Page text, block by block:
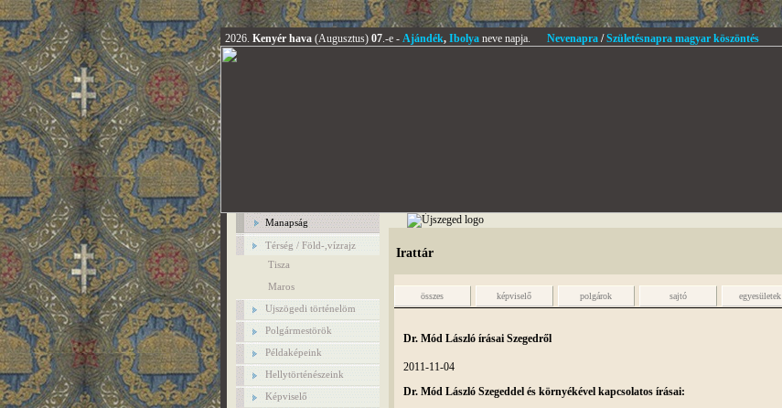
2026. Kenyér hava (Augusztus) 07.-e - Ajándék, Ibolyaneve napja. Nevenapra/Születésnapra magyar köszöntés
Manapság
Térség / Föld-,vízrajz
Tisza
Maros
Ujszögedi történelöm
Polgármestörök
Példaképeink
Hellytörténészeink
Képviselő
Irattár
összes képviselő polgárok sajtó egyesületek
Dr. Mód László írásai Szegedről
2011-11-04
Dr. Mód László Szegeddel és környékével kapcsolatos írásai: